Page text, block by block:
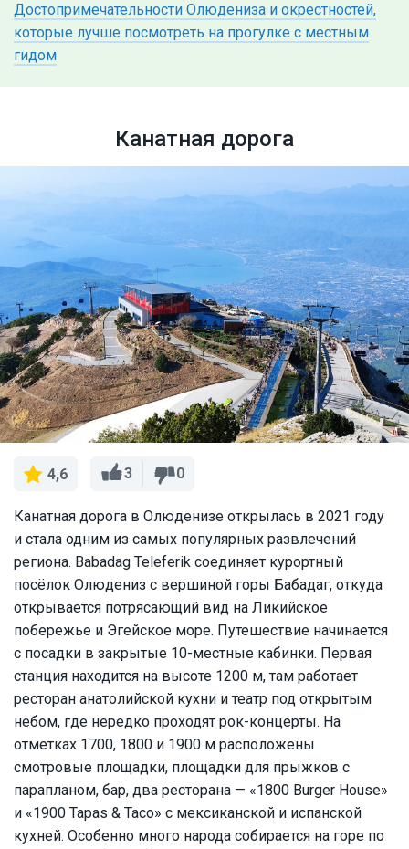
Достопримечательности Олюдениза и окрестностей,
которые лучше посмотреть на прогулке с местным
гидом
Канатная дорога
4,6 3 0
Канатная дорога в Олюденизе открылась в 2021 году
и стала одним из самых популярных развлечений
региона. Babadag Teleferik соединяет курортный
посёлок Олюдениз с вершиной горы Бабадаг, откуда
открывается потрясающий вид на Ликийское
побережье и Эгейское море. Путешествие начинается
с посадки в закрытые 10-местные кабинки. Первая
станция находится на высоте 1200 м, там работает
ресторан анатолийской кухни и театр под открытым
небом, где нередко проходят рок-концерты. На
отметках 1700, 1800 и 1900 м расположены
смотровые площадки, площадки для прыжков с
парапланом, бар, два ресторана — «1800 Burger House»
и «1900 Tapas & Taco» с мексиканской и испанской
кухней. Особенно много народа собирается на горе по